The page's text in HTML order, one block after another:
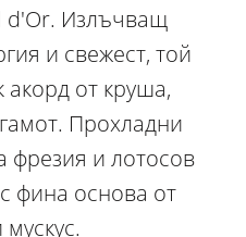
d'Or. Излъчващ
и свежест, той
акорд от круша,
Прохладни
фрезия и лотосов
фина основа от